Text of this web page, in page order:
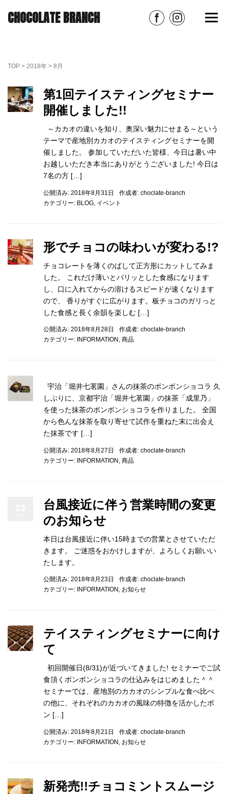
CHOCOLATE BRANCH
TOP > 2018年 > 8月
第1回テイスティングセミナー
開催しました!!
～カカオの違いを知り、奥深い魅力にせまる～という
テーマで産地別カカオのテイスティングセミナーを開
催しました。 参加していただいた皆様、今日は暑い中
お越しいただき本当にありがとうございました! 今日は
7名の方 […]
公開済み: 2018年8月31日 作成者: choclate-branch
カテゴリー: BLOG イベント
形でチョコの味わいが変わる!?
チョコレートを薄くのばして正方形にカットしてみま
した。 これだけ薄いとパリッとした食感になります
し、口に入れてからの溶けるスピードが速くなります
ので、 香りがすぐに広がります。板チョコのガリっと
した食感と長く余韻を楽しむ […]
公開済み: 2018年8月28日 作成者: choclate-branch
カテゴリー: INFORMATION , 商品
宇治「堀井七茗園」さんの抹茶のボンボンショコラ 久
しぶりに、京都宇治「堀井七茗園」の抹茶「成里乃」
を使った抹茶のボンボンショコラを作りました。 全国
から色んな抹茶を取り寄せて試作を重ねた末に出会え
た抹茶です […]
公開済み: 2018年8月27日 作成者: choclate-branch
カテゴリー: INFORMATION 商品
台風接近に伴う営業時間の変更
のお知らせ
本日は台風接近に伴い15時までの営業とさせていただ
きます。 ご迷惑をおかけしますが、よろしくお願いい
たします。
公開済み: 2018年8月23日 作成者: choclate-branch
カテゴリー: INFORMATION , お知らせ
テイスティングセミナーに向け
て
初回開催日(8/31)が近づいてきました! セミナーでご試
食頂くボンボンショコラの仕込みをはじめました＾＾
セミナーでは、産地別のカカオのシンプルな食べ比べ
の他に、それぞれのカカオの風味の特徴を活かしたボ
ン […]
公開済み: 2018年8月21日 作成者: choclate-branch
カテゴリー: INFORMATION お知らせ
新発売!!チョコミントスムージ